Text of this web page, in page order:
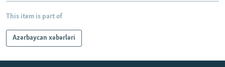
This item is part of
Azərbaycan xəbərləri